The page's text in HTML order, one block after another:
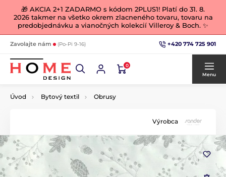
🎁 AKCIA 2+1 ZADARMO s kódom 2PLUS1! Platí do 31. 8.
2026 takmer na všetko okrem zlacneného tovaru, tovaru na
predobjednávku a vianočných kolekcií Villeroy & Boch. ✨
Zavolajte nám (Po-Pi 9-16) +420 774 725 901
0
Menu
Úvod Bytový textil Obrusy
Výrobca